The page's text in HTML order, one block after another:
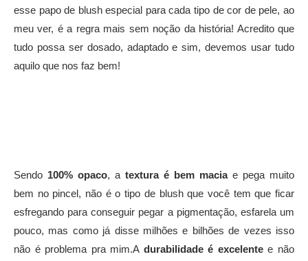
esse papo de blush especial para cada tipo de cor de pele, ao
meu ver, é a regra mais sem noção da história! Acredito que
tudo possa ser dosado, adaptado e sim, devemos usar tudo
aquilo que nos faz bem!
Sendo 100% opaco, a textura é bem maciae pega muito
bem no pincel, não é o tipo de blush que você tem que ficar
esfregando para conseguir pegar a pigmentação, esfarela um
pouco, mas como já disse milhões e bilhões de vezes isso
não é problema pra mim.A durabilidade é excelentee não